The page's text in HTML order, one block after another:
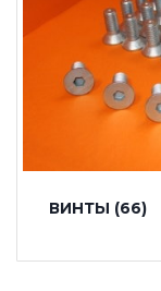
ВИНТЫ (66)